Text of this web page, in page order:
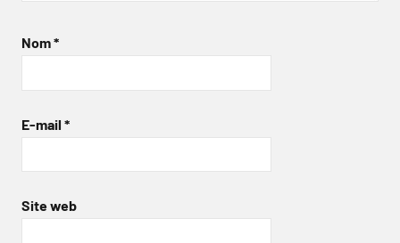
Nom*
E-mail *
Site web